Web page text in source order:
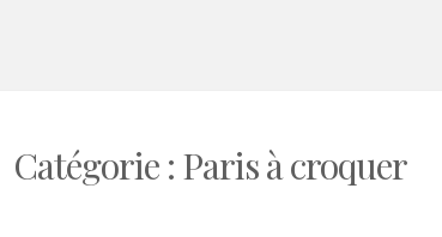
Catégorie : Paris à croquer